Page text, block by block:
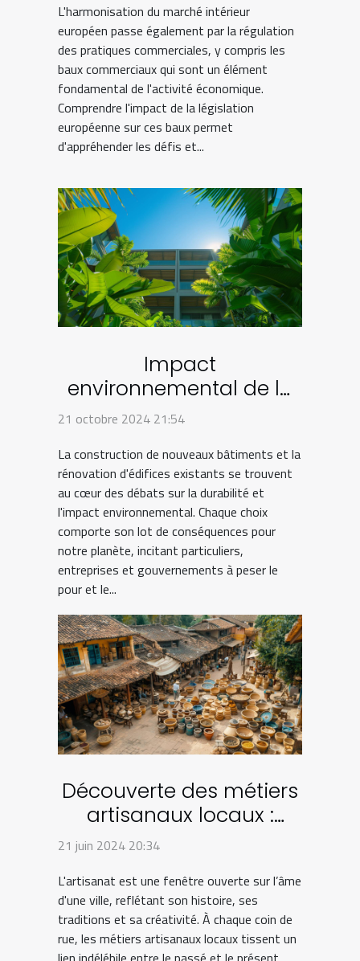
L'harmonisation du marché intérieur
européen passe également par la régulation
des pratiques commerciales, y compris les
baux commerciaux qui sont un élément
fondamental de l'activité économique.
Comprendre l'impact de la législation
européenne sur ces baux permet
d'appréhender les défis et...
Impact
environnemental de la
construction neuve
d'ancien
21 octobre 2024 21:54
La construction de nouveaux bâtiments et la
rénovation d'édifices existants se trouvent
au cœur des débats sur la durabilité et
l'impact environnemental. Chaque choix
comporte son lot de conséquences pour
notre planète, incitant particuliers,
entreprises et gouvernements à peser le
pour et le...
Découverte des métiers
artisanaux locaux :
comment ils façonnent
ville
21 juin 2024 20:34
L'artisanat est une fenêtre ouverte sur l’âme
d'une ville, reflétant son histoire, ses
traditions et sa créativité. À chaque coin de
rue, les métiers artisanaux locaux tissent un